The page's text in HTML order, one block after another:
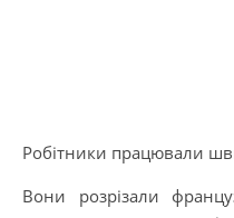
Робітники працювали
Вони розрізали